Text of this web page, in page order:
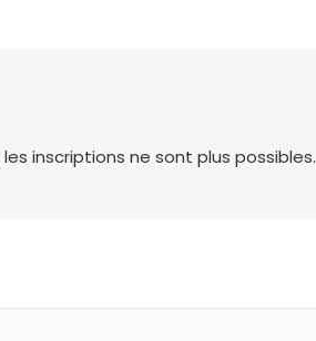
inscriptions ne sont plus possibles.